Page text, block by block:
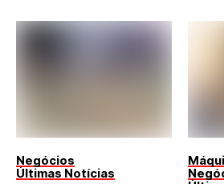
Negócios
Últimas Notícias